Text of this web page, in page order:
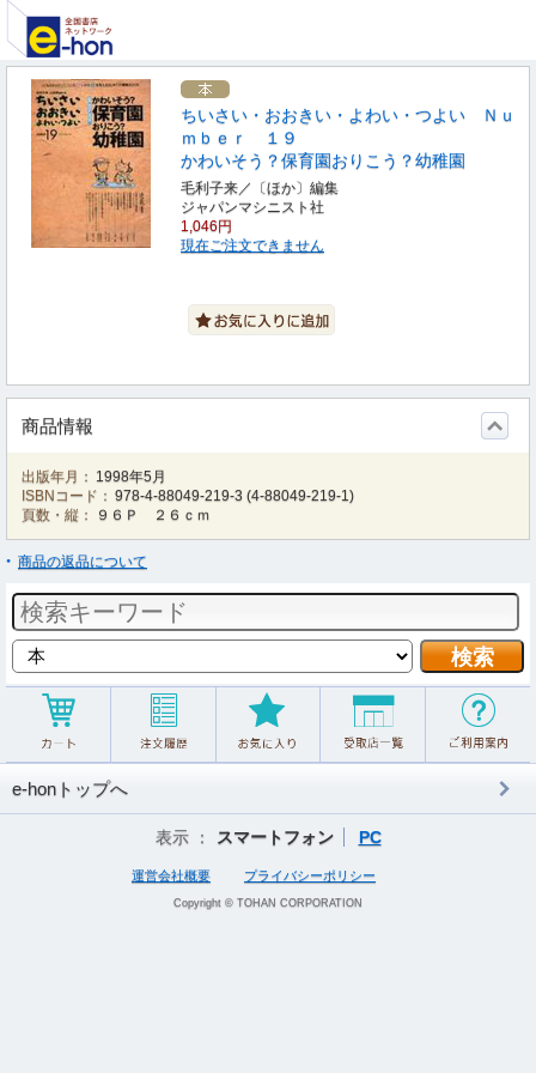
ちいさい・おおきい・よわい・つよい Ｎｕ
ｍｂｅｒ １９
かわいそう？保育園おりこう？幼稚園
毛利子来／〔ほか〕編集
ジャパンマシニスト社
1,046円
現在ご注文できません
商品情報
出版年月： 1998年5月
ISBNコード： 978-4-88049-219-3 (4-88049-219-1)
頁数・縦：
９６Ｐ ２６ｃｍ
商品の返品について
e-honトップへ
表示 ： スマートフォン PC
運営会社概要 プライバシーポリシー
Copyright © TOHAN CORPORATION